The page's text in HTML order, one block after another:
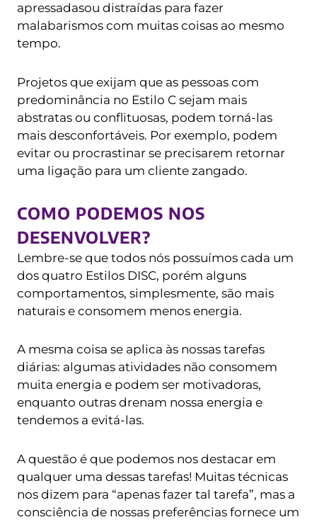
apressadas ​​ou distraídas para fazer
malabarismos com muitas coisas ao mesmo
tempo.
Projetos que exijam que as pessoas com
predominância no Estilo C sejam mais
abstratas ou conflituosas, podem torná-las
mais desconfortáveis. Por exemplo, podem
evitar ou procrastinar se precisarem retornar
uma ligação para um cliente zangado.
COMO PODEMOS NOS
DESENVOLVER?
Lembre-se que todos nós possuímos cada um
dos quatro Estilos DISC, porém alguns
comportamentos, simplesmente, são mais
naturais e consomem menos energia.
A mesma coisa se aplica às nossas tarefas
diárias: algumas atividades não consomem
muita energia e podem ser motivadoras,
enquanto outras drenam nossa energia e
tendemos a evitá-las.
A questão é que podemos nos destacar em
qualquer uma dessas tarefas! Muitas técnicas
nos dizem para “apenas fazer tal tarefa”, mas a
consciência de nossas preferências fornece um